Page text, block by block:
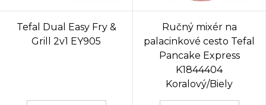
Tefal Dual Easy Fry &
Grill 2v1 EY905
Ručný mixér na
palacinkové cesto Tefal
Pancake Express
K1844404
Koralový/Biely